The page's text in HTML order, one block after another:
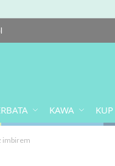
KAWA
imbirem